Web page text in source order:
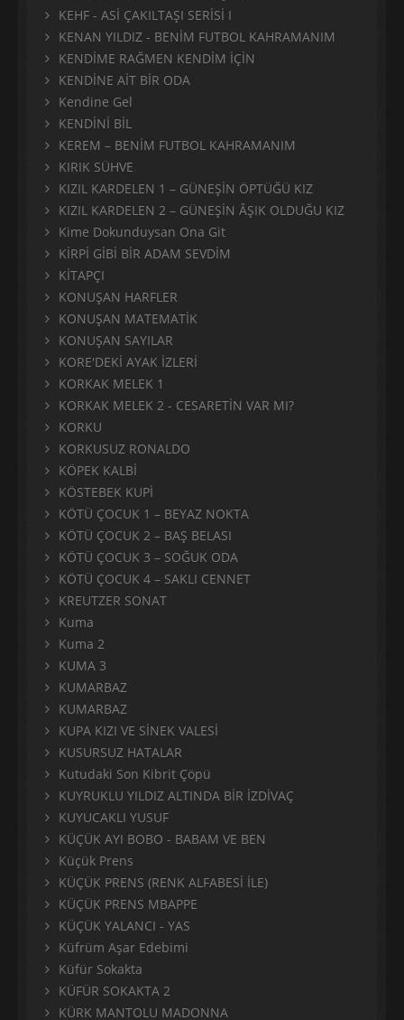
KEHF - ASİ ÇAKILTAŞI SERİSİ I
KENAN YILDIZ - BENİM FUTBOL KAHRAMANIM
KENDİME RAĞMEN KENDİM İÇİN
KENDİNE AİT BİR ODA
Kendine Gel
KENDİNİ BİL
KEREM – BENİM FUTBOL KAHRAMANIM
KIRIK SÜHVE
KIZIL KARDELEN 1 – GÜNEŞİN ÖPTÜĞÜ KIZ
KIZIL KARDELEN 2 – GÜNEŞİN ÂŞIK OLDUĞU KIZ
Kime Dokunduysan Ona Git
KİRPİ GİBİ BİR ADAM SEVDİM
KİTAPÇI
KONUŞAN HARFLER
KONUŞAN MATEMATİK
KONUŞAN SAYILAR
KORE'DEKİ AYAK İZLERİ
KORKAK MELEK 1
KORKAK MELEK 2 - CESARETİN VAR MI?
KORKU
KORKUSUZ RONALDO
KÖPEK KALBİ
KÖSTEBEK KUPİ
KÖTÜ ÇOCUK 1 – BEYAZ NOKTA
KÖTÜ ÇOCUK 2 – BAŞ BELASI
KÖTÜ ÇOCUK 3 – SOĞUK ODA
KÖTÜ ÇOCUK 4 – SAKLI CENNET
KREUTZER SONAT
Kuma
Kuma 2
KUMA 3
KUMARBAZ
KUMARBAZ
KUPA KIZI VE SİNEK VALESİ
KUSURSUZ HATALAR
Kutudaki Son Kibrit Çöpü
KUYRUKLU YILDIZ ALTINDA BİR İZDİVAÇ
KUYUCAKLI YUSUF
KÜÇÜK AYI BOBO - BABAM VE BEN
Küçük Prens
KÜÇÜK PRENS (RENK ALFABESİ İLE)
KÜÇÜK PRENS MBAPPE
KÜÇÜK YALANCI - YAS
Küfrüm Aşar Edebimi
Küfür Sokakta
KÜFÜR SOKAKTA 2
KÜRK MANTOLU MADONNA